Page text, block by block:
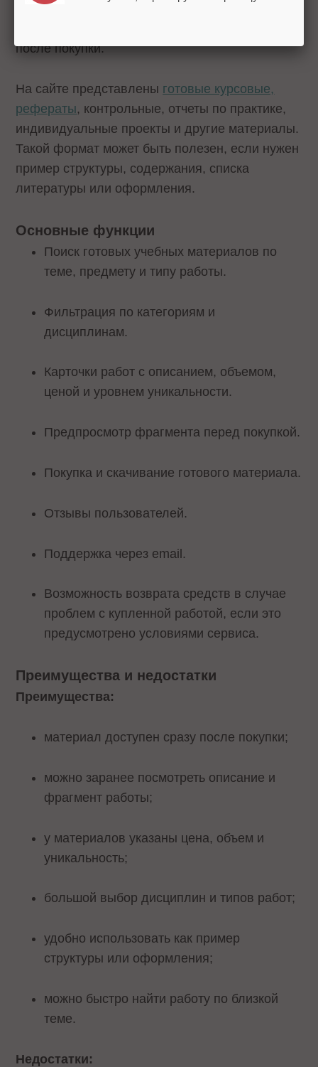
работы, которые можно найти по теме,
после покупки.
На сайте представлены готовые курсовые,
рефераты, контрольные, отчеты по практике,
индивидуальные проекты и другие материалы.
Такой формат может быть полезен, если нужен
пример структуры, содержания, списка
литературы или оформления.
Основные функции
Поиск готовых учебных материалов по
теме, предмету и типу работы.
Фильтрация по категориям и
дисциплинам.
Карточки работ с описанием, объемом,
ценой и уровнем уникальности.
Предпросмотр фрагмента перед покупкой.
Покупка и скачивание готового материала.
Отзывы пользователей.
Поддержка через email.
Возможность возврата средств в случае
проблем с купленной работой, если это
предусмотрено условиями сервиса.
Преимущества и недостатки
Преимущества:
материал доступен сразу после покупки;
можно заранее посмотреть описание и
фрагмент работы;
у материалов указаны цена, объем и
уникальность;
большой выбор дисциплин и типов работ;
удобно использовать как пример
структуры или оформления;
можно быстро найти работу по близкой
теме.
Недостатки: